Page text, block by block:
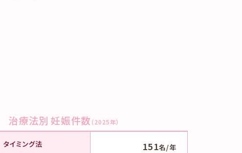
治療法別 妊娠件数 （2025年）
タイミング法 151名/年